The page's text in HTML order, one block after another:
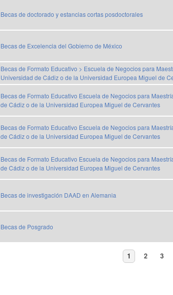
Becas de doctorado y estancias cortas posdoctorales
Becas de Excelencia del Gobierno de México
Becas de Formato Educativo > Escuela de Negocios para
Universidad de Cádiz o de la Universidad Europea Miguel de
Becas de Formato Educativo Escuela de Negocios para
de Cádiz o de la Universidad Europea Miguel de Cervantes
Becas de Formato Educativo Escuela de Negocios para
de Cádiz o de la Universidad Europea Miguel de Cervantes
Becas de Formato Educativo Escuela de Negocios para
de Cádiz o de la Universidad Europea Miguel de Cervantes
Becas de investigación DAAD en Alemania
Becas de Posgrado
Page
1 Page
2 Page
3